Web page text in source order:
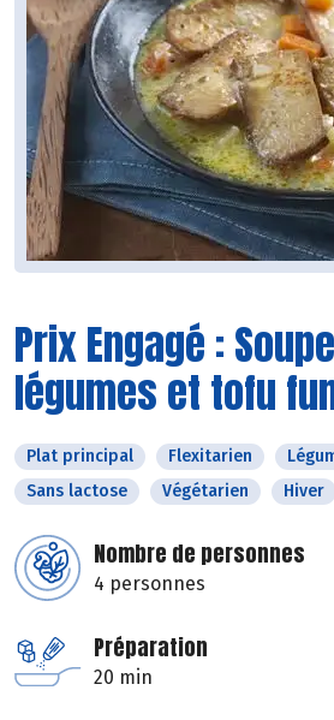
Prix Engagé :
légumes et tofu
Plat principal Flexitarien
Sans lactose
Végétarien Hiver
Nombre de personnes
4 personnes
Préparation
20 min